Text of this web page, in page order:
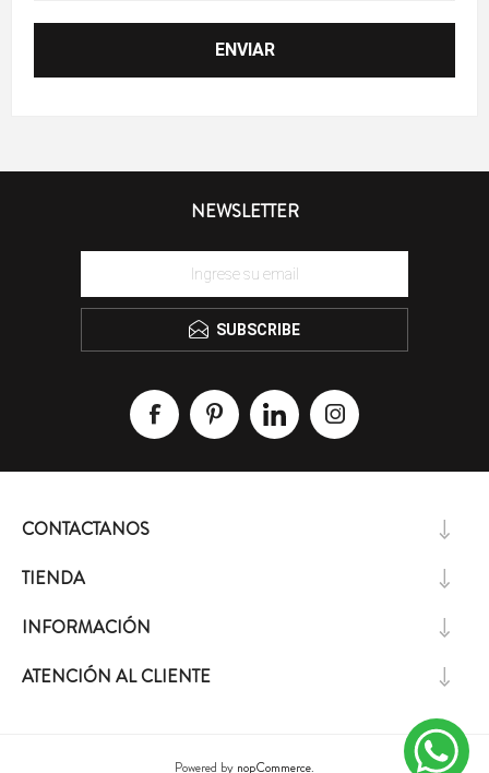
NEWSLETTER
SUBSCRIBE
CONTACTANOS
TIENDA
INFORMACIÓN
ATENCIÓN AL CLIENTE
Powered by nopCommerce.